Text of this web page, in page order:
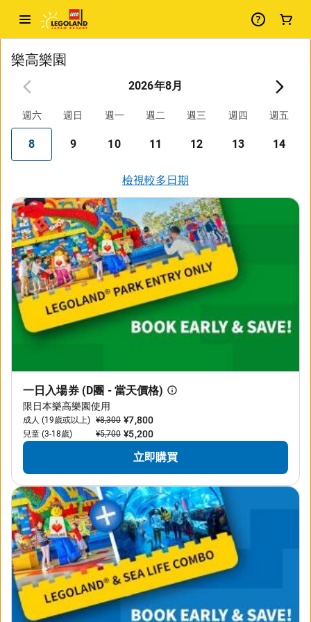
樂高樂園
2026年8月
週六 週日 週一 週二 週三 週四 週五
8 9 10 11 12 13 14
檢視較多日期
一日入場券 (D團 - 當天價格)
限日本樂高樂園使用
成人 (19歲或以上) ¥8,300 ¥7,800
兒童 (3-18歲) ¥5,700 ¥5,200
立即購買